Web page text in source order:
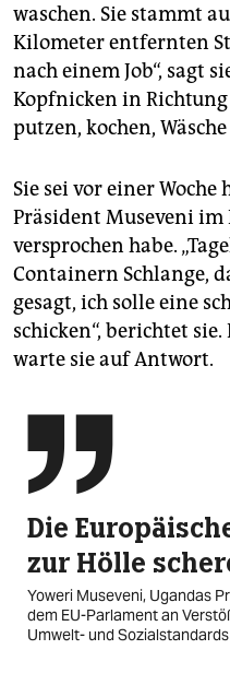
waschen. Sie stammt
Kilometer entfernten
nach einem Job“, sagt
Kopfnicken in
putzen, kochen,
Sie sei vor einer
Präsident Museveni im
versprochen habe.
Containern Schlange,
gesagt, ich solle eine
schicken“, berichtet sie.
warte sie auf Antwort.

Die
zur Hölle
Yoweri Museveni, Ugandas
dem EU-Parlament an
Umwelt- und Sozialstandards